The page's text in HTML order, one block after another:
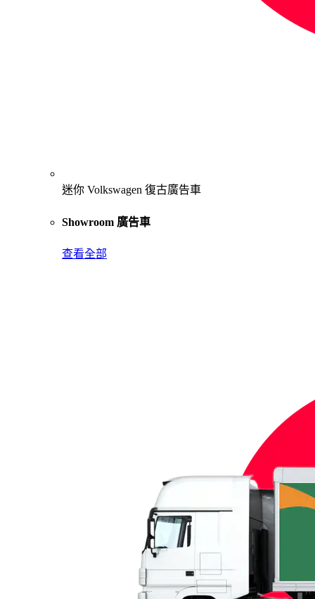
迷你 Volkswagen 復古廣告車
Showroom 廣告車
查看全部